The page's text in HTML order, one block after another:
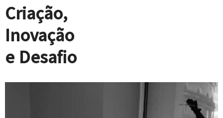
Criação,
Inovação
e Desafio